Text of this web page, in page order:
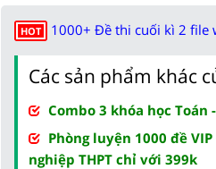
HOT 1000+ Đề thi cuối kì 2 file
Các sản phẩm khác
Combo 3 khóa học Toán
Phòng luyện 1000 đề
nghiệp THPT chỉ với 399k